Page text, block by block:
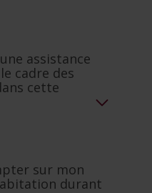
assistance
cadre des
cette
sur mon
durant